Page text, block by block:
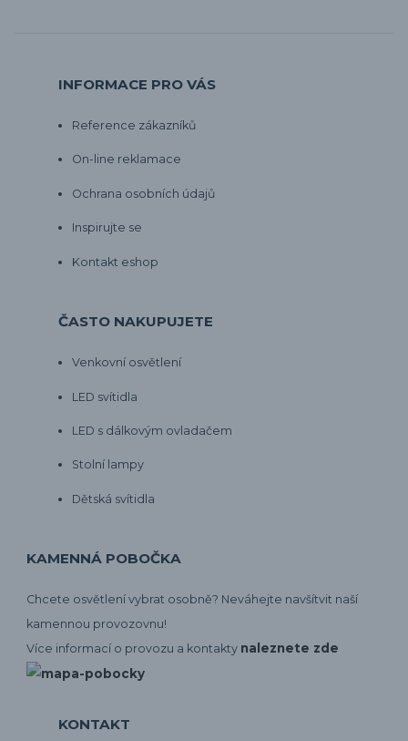
INFORMACE PRO VÁS
Reference zákazníků
On-line reklamace
Ochrana osobních údajů
Inspirujte se
Kontakt eshop
ČASTO NAKUPUJETE
Venkovní osvětlení
LED svítidla
LED s dálkovým ovladačem
Stolní lampy
Dětská svítidla
KAMENNÁ POBOČKA
Chcete osvětlení vybrat osobně? Neváhejte navšítvit naší
kamennou provozovnu!
Více informací o provozu a kontakty naleznete zde
KONTAKT